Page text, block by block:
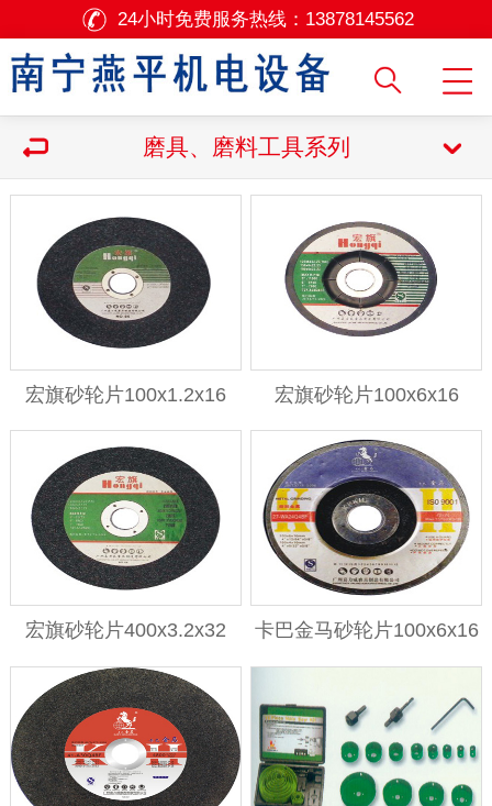
24小时免费服务热线： 13878145562
磨具、磨料工具系列
宏旗砂轮片100x1.2x16 宏旗砂轮片100x6x16
宏旗砂轮片400x3.2x32 卡巴金马砂轮片100x6x16